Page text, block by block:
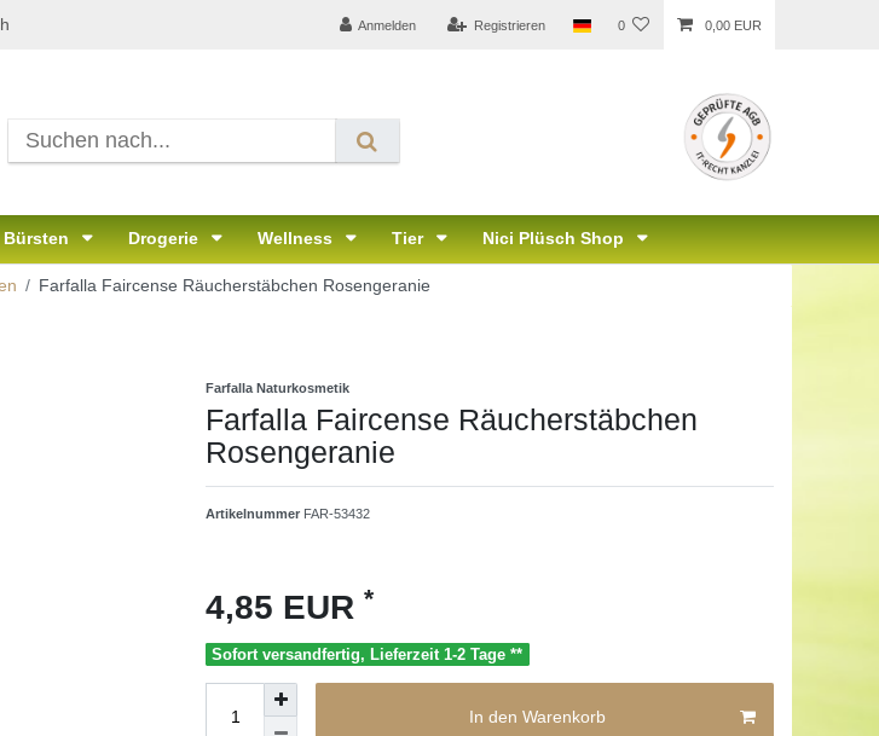
Anmelden Registrieren 0 0,00 EUR
Bürsten Drogerie Wellness Tier Nici Plüsch Shop
Farfalla Faircense Räucherstäbchen Rosengeranie
Farfalla Naturkosmetik
Farfalla Faircense Räucherstäbchen
Rosengeranie
Artikelnummer FAR-53432
4,85 EUR *
Sofort versandfertig, Lieferzeit 1-2 Tage **
In den Warenkorb